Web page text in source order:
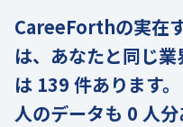
CareeForthの実在
は、あなたと同じ
は 139 件あります
人のデータも 0 人